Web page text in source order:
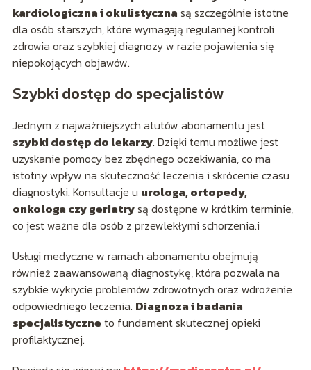
kardiologiczna i okulistyczna są szczególnie istotne
dla osób starszych, które wymagają regularnej kontroli
zdrowia oraz szybkiej diagnozy w razie pojawienia się
niepokojących objawów.
Szybki dostęp do specjalistów
Jednym z najważniejszych atutów abonamentu jest
szybki dostęp do lekarzy. Dzięki temu możliwe jest
uzyskanie pomocy bez zbędnego oczekiwania, co ma
istotny wpływ na skuteczność leczenia i skrócenie czasu
diagnostyki. Konsultacje u urologa, ortopedy,
onkologa czy geriatrysą dostępne w krótkim terminie,
co jest ważne dla osób z przewlekłymi schorzenia.i
Usługi medyczne w ramach abonamentu obejmują
również zaawansowaną diagnostykę, która pozwala na
szybkie wykrycie problemów zdrowotnych oraz wdrożenie
odpowiedniego leczenia. Diagnoza i badania
specjalistyczne to fundament skutecznej opieki
profilaktycznej.